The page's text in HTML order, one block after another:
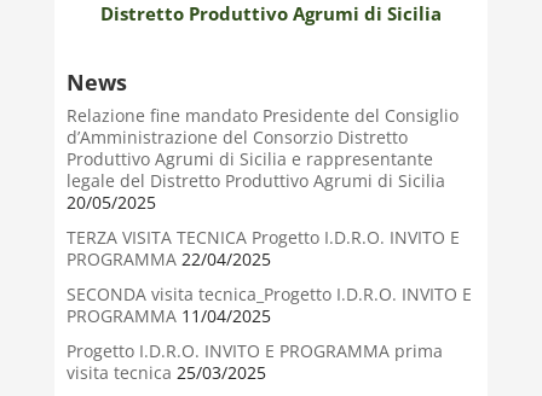
Distretto Produttivo Agrumi di Sicilia
News
Relazione fine mandato Presidente del Consiglio
d’Amministrazione del Consorzio Distretto
Produttivo Agrumi di Sicilia e rappresentante
legale del Distretto Produttivo Agrumi di Sicilia
20/05/2025
TERZA VISITA TECNICA Progetto I.D.R.O. INVITO E
PROGRAMMA22/04/2025
SECONDA visita tecnica_Progetto I.D.R.O. INVITO E
PROGRAMMA11/04/2025
Progetto I.D.R.O. INVITO E PROGRAMMA prima
visita tecnica 25/03/2025